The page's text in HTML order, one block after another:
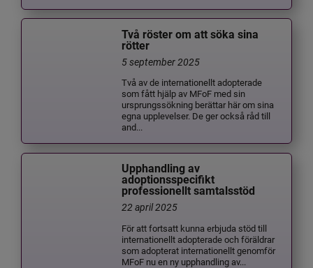
Två röster om att söka sina
rötter
5 september 2025
Två av de internationellt adopterade
som fått hjälp av MFoF med sin
ursprungssökning berättar här om sina
egna upplevelser. De ger också råd till
and...
Upphandling av
adoptionsspecifikt
professionellt samtalsstöd
22 april 2025
För att fortsatt kunna erbjuda stöd till
internationellt adopterade och föräldrar
som adopterat internationellt genomför
MFoF nu en ny upphandling av...